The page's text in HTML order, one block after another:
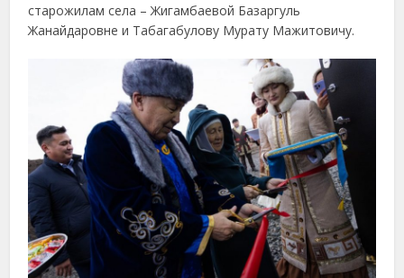
старожилам села – Жигамбаевой Базаргуль
Жанайдаровне и Табагабулову Мурату Мажитовичу.